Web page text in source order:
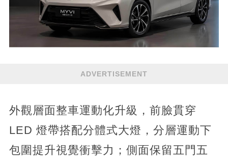
ADVERTISEMENT
外觀層面整車運動化升級，前臉貫穿
LED 燈帶搭配分體式大燈，分層運動下
包圍提升視覺衝擊力；側面保留五門五